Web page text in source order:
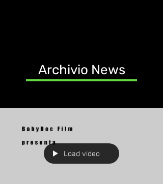
Archivio News
Load video